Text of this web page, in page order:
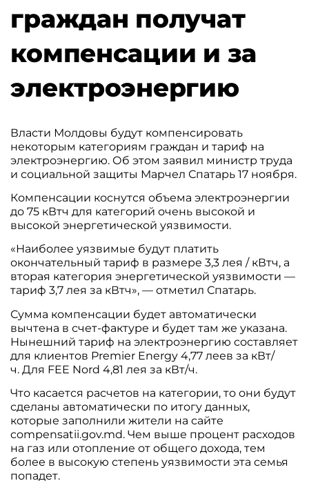
граждан получат
компенсации и за
электроэнергию
Власти Молдовы будут компенсировать
некоторым категориям граждан и тариф на
электроэнергию. Об этом заявил министр труда
и социальной защиты Марчел Спатарь 17 ноября.
Компенсации коснутся объема электроэнергии
до 75 кВтч для категорий очень высокой и
высокой энергетической уязвимости.
«Наиболее уязвимые будут платить
окончательный тариф в размере 3,3 лея / кВтч, а
вторая категория энергетической уязвимости —
тариф 3,7 лея за кВтч», — отметил Спатарь.
Сумма компенсации будет автоматически
вычтена в счет-фактуре и будет там же указана.
Нынешний тариф на электроэнергию составляет
для клиентов Premier Energy 4,77 леев за кВт/
ч. Для FEE Nord 4,81 лея за кВт/ч.
Что касается расчетов на категории, то они будут
сделаны автоматически по итогу данных,
которые заполнили жители на сайте
compensatii.gov.md. Чем выше процент расходов
на газ или отопление от общего дохода, тем
более в высокую степень уязвимости эта семья
попадет.